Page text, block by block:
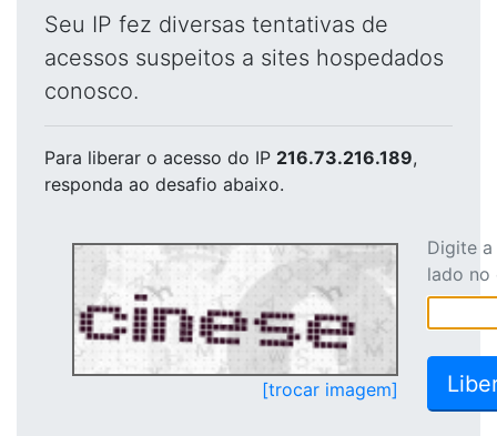
Seu IP fez diversas tentativas de
acessos suspeitos a sites hospedados
conosco.
Para liberar o acesso do IP 216.73.216.189,
responda ao desafio abaixo.
[trocar imagem]
Digite
lado no